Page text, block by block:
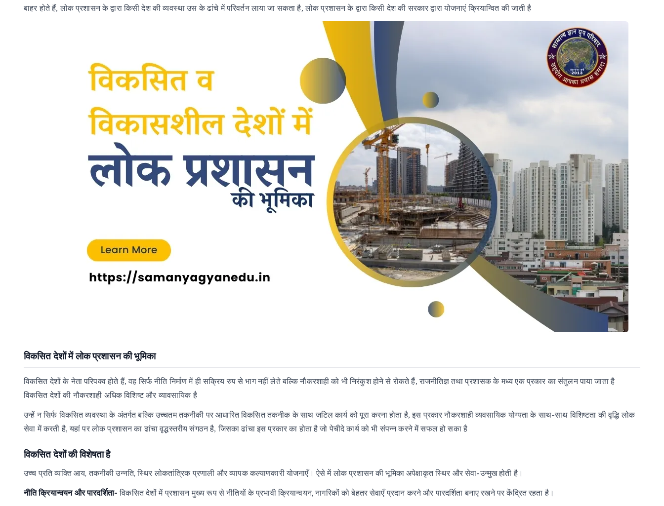
बाहर होते हैं,लोक प्रशासन के द्वारा किसी देश की व्यवस्था उस के ढांचे में परिवर्तन लाया जा सकता है,लोक प्रशासन के द्वारा किसी देश की सरकार द्वारा योजनाएं क्रियान्वित की जाती है
विकसितदेशोंमेंलोकप्रशासनकीभूमिका
विकसित देशों के नेता परिपक्व होते हैं,वह सिर्फ नीति निर्माण में ही सक्रिय रुप से भाग नहीं लेते बल्कि नौकरशाही को भी निरंकुश होने से रोकते हैं,राजनीतिज्ञ तथा प्रशासक के मध्य एक प्रकार का संतुलन पाया जाता है
विकसित देशों की नौकरशाही अधिक विशिष्ट और व्यावसायिक है
उन्हें न सिर्फ विकसित व्यवस्था के अंतर्गत बल्कि उच्चतम तकनीकी पर आधारित विकसित तकनीक के साथ जटिल कार्य को पूरा करना होता है,इस प्रकार नौकरशाही व्यवसायिक योग्यता के साथ-साथ विशिष्टता की वृद्धि लोक
सेवा में करती है,यहां पर लोक प्रशासन का ढांचा वृद्धस्तरीय संगठन है,जिसका ढांचा इस प्रकार का होता है जो पेचीदे कार्य को भी संपन्न करने में सफल हो सका है
विकसित देशों की विशेषता है
उच्च प्रति व्यक्ति आय, तकनीकी उन्नति, स्थिर लोकतांत्रिक प्रणाली और व्यापक कल्याणकारी योजनाएँ। ऐसे में लोक प्रशासन की भूमिका अपेक्षाकृत स्थिर और सेवा-उन्मुख होती है।
नीति क्रियान्वयन और पारदर्शिता-विकसित देशों में प्रशासन मुख्य रूप से नीतियों के प्रभावी क्रियान्वयन, नागरिकों को बेहतर सेवाएँ प्रदान करने और पारदर्शिता बनाए रखने पर केंद्रित रहता है।